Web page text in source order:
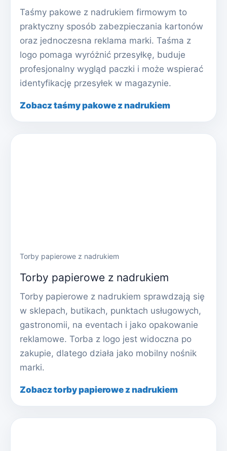
Taśmy pakowe z nadrukiem firmowym to
praktyczny sposób zabezpieczania kartonów
oraz jednoczesna reklama marki. Taśma z
logo pomaga wyróżnić przesyłkę, buduje
profesjonalny wygląd paczki i może wspierać
identyfikację przesyłek w magazynie.
Zobacz taśmy pakowe z nadrukiem
Torby papierowe z nadrukiem
Torby papierowe z nadrukiem
Torby papierowe z nadrukiem sprawdzają się
w sklepach, butikach, punktach usługowych,
gastronomii, na eventach i jako opakowanie
reklamowe. Torba z logo jest widoczna po
zakupie, dlatego działa jako mobilny nośnik
marki.
Zobacz torby papierowe z nadrukiem